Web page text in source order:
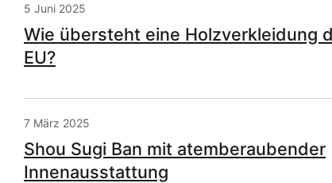
5 Juni 2025
Wie übersteht eine Holzverkleidung
EU?
7 März 2025
Shou Sugi Ban mit atemberaubender
Innenausstattung